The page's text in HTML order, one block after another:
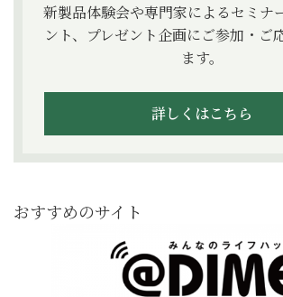
新製品体験会や専門家によるセミナ
ント、プレゼント企画にご参加・ご
ます。
詳しくはこちら
おすすめのサイト